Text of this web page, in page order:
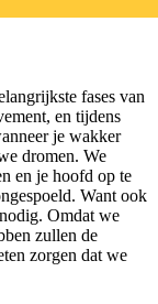
fases van
en tijdens
je wakker
dromen. We
en je hoofd op te
Want ook
Omdat we
zullen de
zorgen dat we